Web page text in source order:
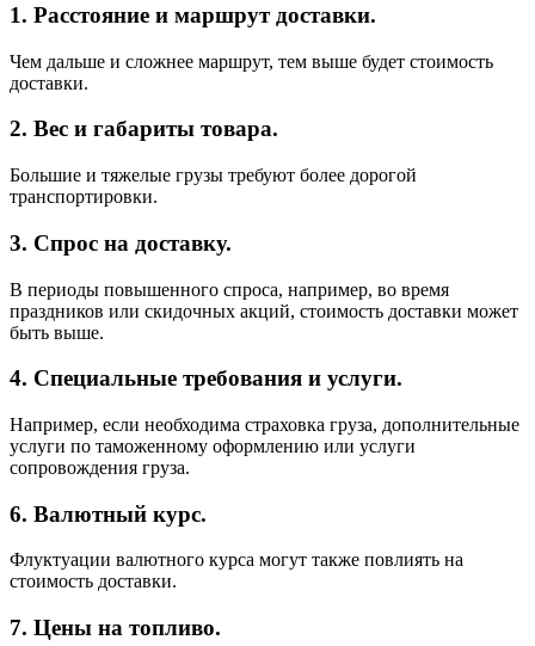
1. Расстояние и маршрут доставки.
Чем дальше и сложнее маршрут, тем выше будет стоимость
доставки.
2. Вес и габариты товара.
Большие и тяжелые грузы требуют более дорогой
транспортировки.
3. Спрос на доставку.
В периоды повышенного спроса, например, во время
праздников или скидочных акций, стоимость доставки может
быть выше.
4. Специальные требования и услуги.
Например, если необходима страховка груза, дополнительные
услуги по таможенному оформлению или услуги
сопровождения груза.
6. Валютный курс.
Флуктуации валютного курса могут также повлиять на
стоимость доставки.
7. Цены на топливо.